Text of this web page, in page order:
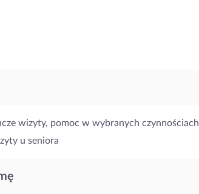
wizyty, pomoc w wybranych czynnościach
u seniora